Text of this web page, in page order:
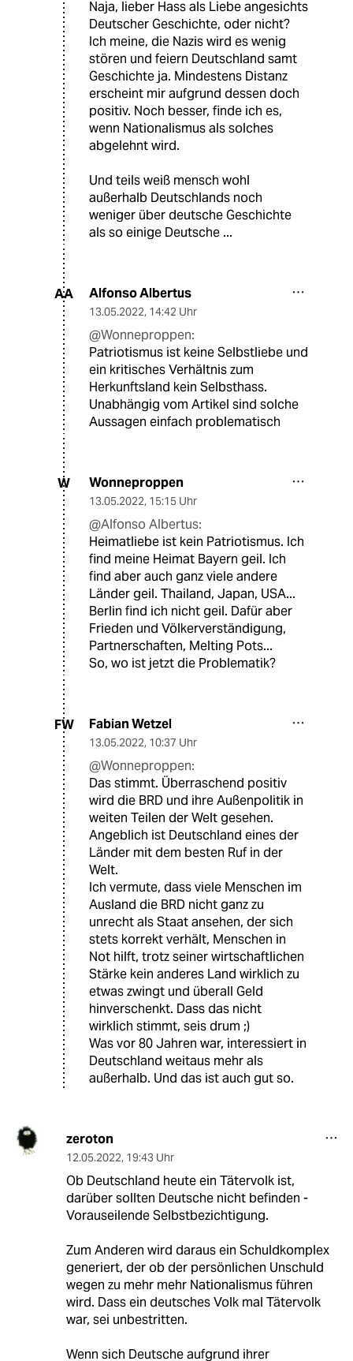
Naja, lieber Hass als Liebe angesichts
Deutscher Geschichte, oder nicht?
Ich meine, die Nazis wird es wenig
stören und feiern Deutschland samt
Geschichte ja. Mindestens Distanz
erscheint mir aufgrund dessen doch
positiv. Noch besser, finde ich es,
wenn Nationalismus als solches
abgelehnt wird.
Und teils weiß mensch wohl
außerhalb Deutschlands noch
weniger über deutsche Geschichte
als so einige Deutsche ...
AA Alfonso Albertus
13.05.2022, 14:42 Uhr
@Wonneproppen:
Patriotismus ist keine Selbstliebe und
ein kritisches Verhältnis zum
Herkunftsland kein Selbsthass.
Unabhängig vom Artikel sind solche
Aussagen einfach problematisch
W Wonneproppen
13.05.2022, 15:15 Uhr
@Alfonso Albertus:
Heimatliebe ist kein Patriotismus. Ich
find meine Heimat Bayern geil. Ich
find aber auch ganz viele andere
Länder geil. Thailand, Japan, USA...
Berlin find ich nicht geil. Dafür aber
Frieden und Völkerverständigung,
Partnerschaften, Melting Pots...
So, wo ist jetzt die Problematik?
FW Fabian Wetzel
13.05.2022, 10:37 Uhr
@Wonneproppen:
Das stimmt. Überraschend positiv
wird die BRD und ihre Außenpolitik in
weiten Teilen der Welt gesehen.
Angeblich ist Deutschland eines der
Länder mit dem besten Ruf in der
Welt.
Ich vermute, dass viele Menschen im
Ausland die BRD nicht ganz zu
unrecht als Staat ansehen, der sich
stets korrekt verhält, Menschen in
Not hilft, trotz seiner wirtschaftlichen
Stärke kein anderes Land wirklich zu
etwas zwingt und überall Geld
hinverschenkt. Dass das nicht
wirklich stimmt, seis drum ;)
Was vor 80 Jahren war, interessiert in
Deutschland weitaus mehr als
außerhalb. Und das ist auch gut so.
zeroton
12.05.2022, 19:43 Uhr
Ob Deutschland heute ein Tätervolk ist,
darüber sollten Deutsche nicht befinden -
Vorauseilende Selbstbezichtigung.
Zum Anderen wird daraus ein Schuldkomplex
generiert, der ob der persönlichen Unschuld
wegen zu mehr mehr Nationalismus führen
wird. Dass ein deutsches Volk mal Tätervolk
war, sei unbestritten.
Wenn sich Deutsche aufgrund ihrer